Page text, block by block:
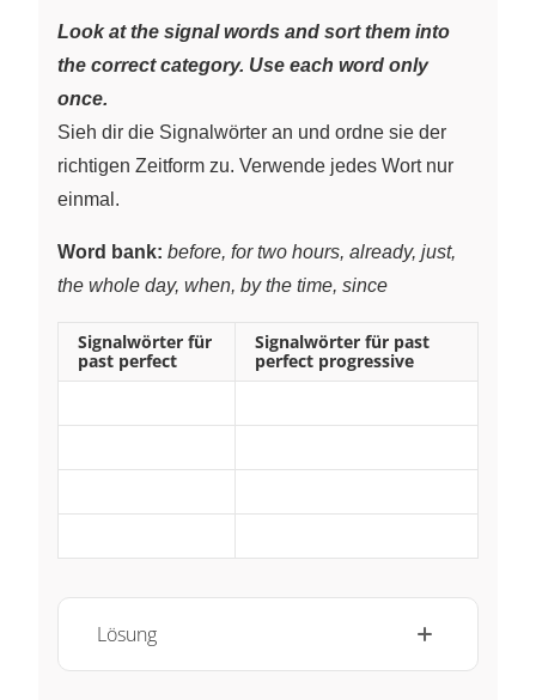
Look at the signal words and sort them into
the correct category. Use each word only
once.
Sieh dir die Signalwörter an und ordne sie der
richtigen Zeitform zu. Verwende jedes Wort nur
einmal.
Word bank: before, for two hours, already, just,
the whole day, when, by the time, since
Signalwörter für
past perfect
Signalwörter für past
perfect progressive
Lösung